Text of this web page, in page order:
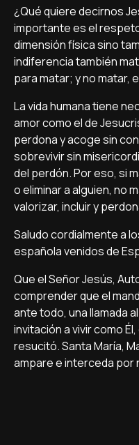
¿Qué quiere decirnos
importante es el
dimensión física sino
indiferencia también
para matar; y no matar,
La vida humana tiene
amor como el de
perdona y acoge sin
sobrevivir sin
del perdón. Por eso, si
o eliminar a alguien, no
valorizar, incluir y
Saludo cordialmente a
española venidos de
Que el Señor Jesús,
comprender que el
ante todo, una llamada
invitación a vivir como
resucitó. Santa María,
ampare e interceda por